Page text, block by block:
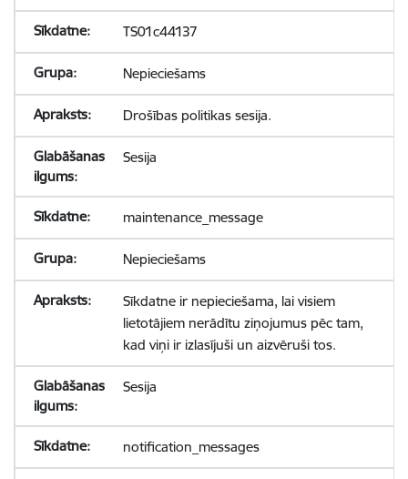
TS01c44137
Nepieciešams
Drošības politikas sesija.
Sesija
maintenance_message
Nepieciešams
Sīkdatne ir nepieciešama, lai visiem
lietotājiem nerādītu ziņojumus pēc tam,
kad viņi ir izlasījuši un aizvēruši tos.
Sesija
notification_messages